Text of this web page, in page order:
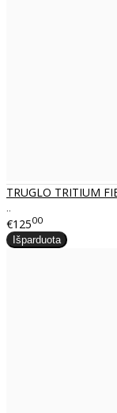
TRUGLO TRITIUM
..
€12500